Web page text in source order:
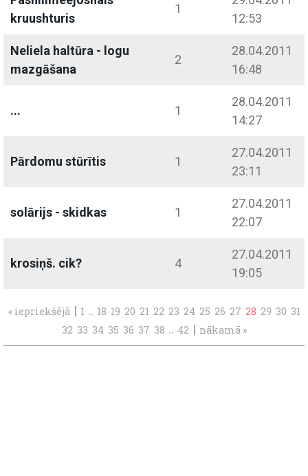
kruushturis
1
12:53
Neliela haltūra - logu
mazgāšana
2
28.04.2011
16:48
... 1
28.04.2011
14:27
Pārdomu stūrītis 1
27.04.2011
23:11
solārijs - skidkas 1
27.04.2011
22:07
krosiņš. cik? 4
27.04.2011
19:05
« iepriekšējā | 1 .. 18 19 20 21 22 23 24 25 26 27 28 29 30 31
32 33 34 35 36 37 38 .. 42 | nākamā »